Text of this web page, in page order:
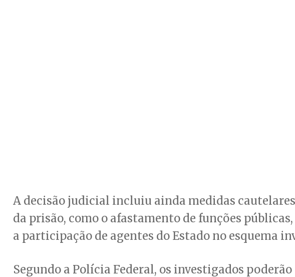
A decisão judicial incluiu ainda medidas
da prisão, como o afastamento de funções
a participação de agentes do Estado no esquema
Segundo a Polícia Federal, os investigados